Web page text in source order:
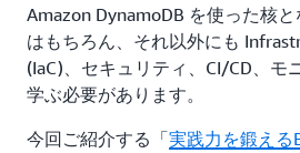
Amazon DynamoDB を使った核
はもちろん、それ以外にも
(IaC)、セキュリティ、CI/CD、モ
学ぶ必要があります。
今回ご紹介する「実践力を鍛える